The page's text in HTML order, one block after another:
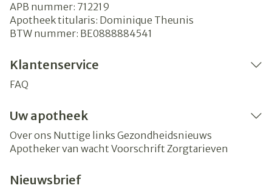
APB nummer: 712219
Apotheek titularis: Dominique Theunis
BTW nummer: BE0888884541
Klantenservice
FAQ
Uw apotheek
Over ons Nuttige links Gezondheidsnieuws
Apotheker van wacht Voorschrift Zorgtarieven
Nieuwsbrief